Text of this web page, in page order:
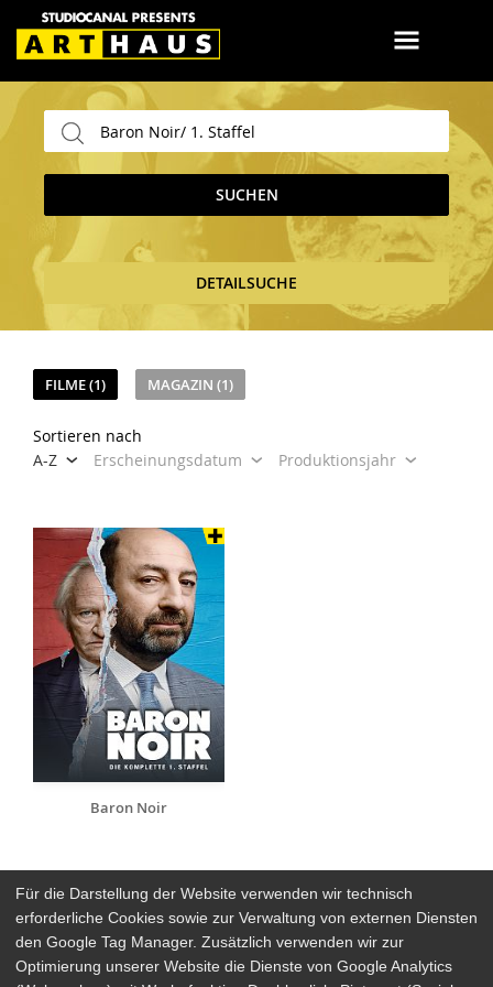
SUCHEN
DETAILSUCHE
FILME (1) MAGAZIN (1)
Sortieren nach
A-Z
Erscheinungsdatum Produktionsjahr
Baron Noir
Arthaus Stores
Für die Darstellung der Website verwenden wir technisch
erforderliche Cookies sowie zur Verwaltung von externen Diensten
den Google Tag Manager. Zusätzlich verwenden wir zur
Optimierung unserer Website die Dienste von Google Analytics